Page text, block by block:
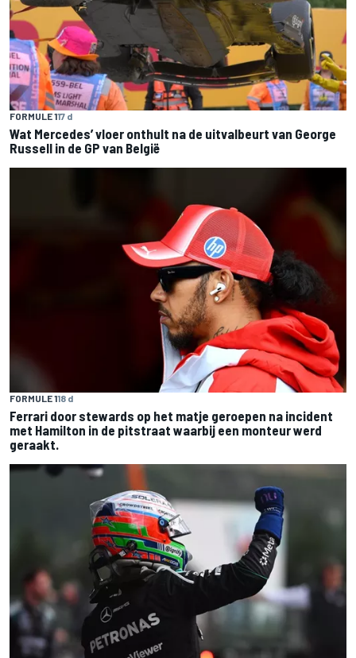
FORMULE 117 d
Wat Mercedes’ vloer onthult na de uitvalbeurt van George
Russell in de GP van België
FORMULE 118 d
Ferrari door stewards op het matje geroepen na incident
met Hamilton in de pitstraat waarbij een monteur werd
geraakt.